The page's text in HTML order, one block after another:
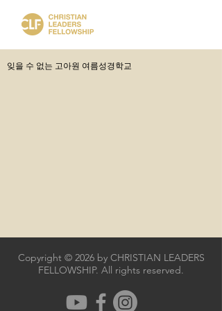
잊을 수 없는 고아원 여름성경학교
Copyright © 2026 by CHRISTIAN LEADERS
FELLOWSHIP. All rights reserved.